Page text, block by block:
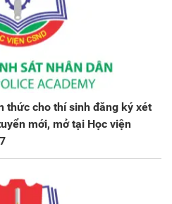
thức cho thí sinh đăng ký xét
mới, mở tại Học viện